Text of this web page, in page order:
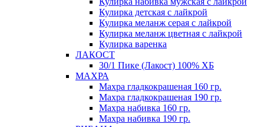
Кулирка детская с лайкрой
Кулирка меланж серая с лайкрой
Кулирка меланж цветная с лайкрой
Кулирка варенка
ЛАКОСТ
30/1 Пике (Лакост) 100% ХБ
МАХРА
Махра гладкокрашеная 160 гр.
Махра гладкокрашеная 190 гр.
Махра набивка 160 гр.
Махра набивка 190 гр.